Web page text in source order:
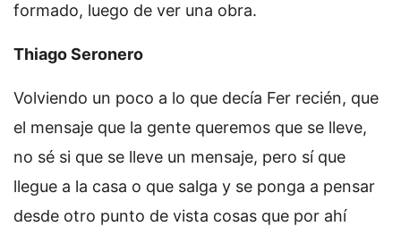
formado, luego de ver una obra.
Thiago Seronero
Volviendo un poco a lo que decía Fer recién, que
el mensaje que la gente queremos que se lleve,
no sé si que se lleve un mensaje, pero sí que
llegue a la casa o que salga y se ponga a pensar
desde otro punto de vista cosas que por ahí